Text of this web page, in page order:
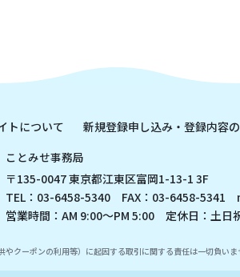
トについて 新規登録申し込み・登録内容
ことみせ事務局
〒135-0047 東京都江東区富岡1-13-1 3F
TEL：03-6458-5340 FAX：03-6458-5341
営業時間：AM 9:00～PM 5:00 定休日：土日
クーポンの利用等）に起因する取引に関する責任は一切負い